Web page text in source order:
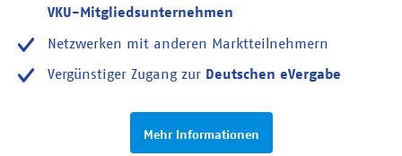
VKU-Mitgliedsunternehmen
Netzwerken mit anderen Marktteilnehmern
Vergünstiger Zugang zur Deutschen eVergabe
Mehr Informationen